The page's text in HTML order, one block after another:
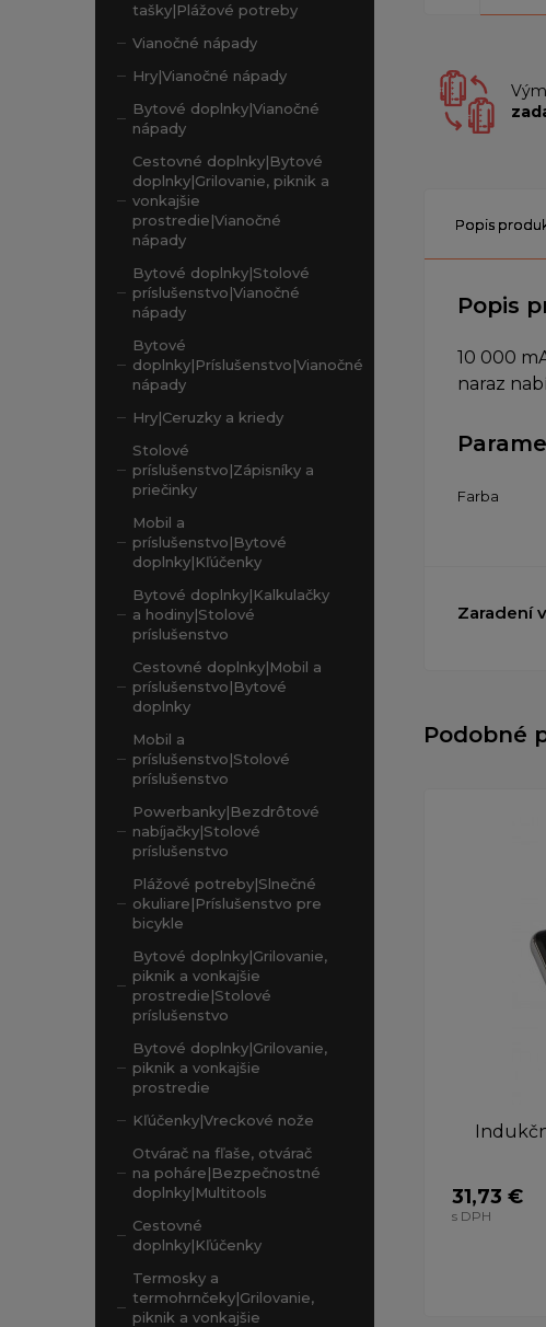
tašky|Plážové potreby
Vianočné nápady
Hry|Vianočné nápady
Bytové doplnky|Vianočné
nápady
Cestovné doplnky|Bytové
doplnky|Grilovanie, piknik a
vonkajšie
prostredie|Vianočné
nápady
Bytové doplnky|Stolové
príslušenstvo|Vianočné
nápady
Bytové
doplnky|Príslušenstvo|Vianočné
nápady
Hry|Ceruzky a kriedy
Stolové
príslušenstvo|Zápisníky a
priečinky
Mobil a
príslušenstvo|Bytové
doplnky|Kľúčenky
Bytové doplnky|Kalkulačky
a hodiny|Stolové
príslušenstvo
Cestovné doplnky|Mobil a
príslušenstvo|Bytové
doplnky
Mobil a
príslušenstvo|Stolové
príslušenstvo
Powerbanky|Bezdrôtové
nabíjačky|Stolové
príslušenstvo
Plážové potreby|Slnečné
okuliare|Príslušenstvo pre
bicykle
Bytové doplnky|Grilovanie,
piknik a vonkajšie
prostredie|Stolové
príslušenstvo
Bytové doplnky|Grilovanie,
piknik a vonkajšie
prostredie
Kľúčenky|Vreckové nože
Otvárač na fľaše, otvárač
na poháre|Bezpečnostné
doplnky|Multitools
Cestovné
doplnky|Kľúčenky
Termosky a
termohrnčeky|Grilovanie,
piknik a vonkajšie
Popis
Popis
10 000
naraz
Farba
Zaradení
Podobné
31,73 €
s DPH